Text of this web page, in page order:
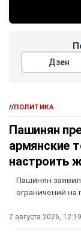
Дзен
//ПОЛИТИКА
Пашинян
армянские
настроить
Пашинян
ограничений на
7 августа 2026, 12:19